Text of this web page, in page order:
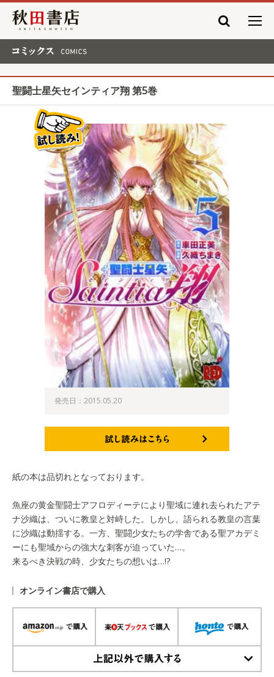
秋田書店
聖闘士星矢セインティア翔 第5巻
発売日：2015.05.20
紙の本は品切れとなっております。
魚座の黄金聖闘士アフロディーテにより聖域に連れ去られたアテ
ナ沙織は、ついに教皇と対峙した。しかし、語られる教皇の言葉
に沙織は動揺する。一方、聖闘少女たちの学舎である聖アカデミ
ーにも聖域からの強大な刺客が迫っていた…。
来るべき決戦の時、少女たちの想いは…!?
オンライン書店で購入